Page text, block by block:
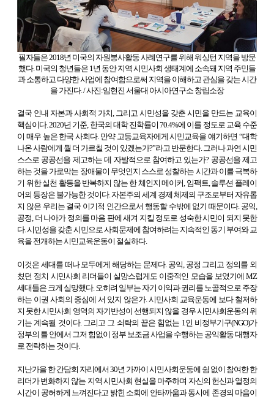
필자들은 2018년 미국의 자원봉사활동 사례연구를 위해 워싱턴 지역을 방문
했다. 미국의 청년들은 1년 동안 지역 시민사회 생태계에 소속돼 지역 주민들
과 소통하고 다양한 사업에 참여함으로써 지역을 이해하고 관심을 갖는 시간
을 가진다. / 사진:임현진 서울대 아시아연구소 창립소장
결국 인내 자본과 사회적 가치, 그리고 시민성을 갖춘 시민을 만드는 교육이
핵심이다. 2020년 기준, 한국의 대학 진학률이 70.4%에 이를 정도로 교육 수준
이 매우 높은 한국 사회다. 만약 고등교육자에게 시민교육을 얘기하면 “대학
나온 사람에게 뭘 더 가르칠 것이 있겠는가?”라고 반문한다. 그러나 과연 시민
스스로 공공선을 제고하는 데 자발적으로 참여하고 있는가? 공공선을 제고
하는 것을 가로막는 장애물이 무엇인지 스스로 성찰하는 시간과 이를 극복하
기 위한 실천 활동을 반복하지 않는 한 체인지 메이커, 임팩트, 솔루션 플레이
어의 등장은 불가능한 것이다. 자본주의 세계 경제 체제의 구조로부터 자유롭
지 않은 우리는 결국 이기적 인간으로서 행동할 수밖에 없기 때문이다. 공익,
공정, 더 나아가 정의를 마음 판에 새겨 지킬 정도로 성숙한 시민이 되지 못한
다. 시민성을 갖춘 시민으로 사회문제에 참여하려는 지속적인 동기 부여와 교
육을 전개하는 시민교육운동이 절실하다.
이것은 세대를 떠나 모두에게 해당하는 문제다. 공익, 공정 그리고 정의를 외
쳤던 정치 시민사회 리더들이 실망스럽게도 이중적인 모습을 보였기에 MZ
세대들은 크게 실망했다. 오히려 일부는 자기 이익과 권리를 노골적으로 주장
하는 이권 사회의 중심에 서 있지 않은가. 시민사회 교육운동에 보다 철저하
지 못한 시민사회 영역의 자기반성이 선행되지 않을 경우 시민사회운동의 위
기는 계속될 것이다. 그리고 그 쇠락의 끝은 힘없는 1인 비정부기구(NGO)가
정부의 틀 안에서 그저 힘없이 정부 보조금 사업을 수행하는 공익활동 대행자
로 전락하는 것이다.
지난가을 한 간담회 자리에서 30년 가까이 시민사회운동에 쉼 없이 참여한 한
리더가 변화하지 않는 지역 시민사회 현실을 마주하며 자신의 헌신과 열정의
시간이 공허하게 느껴진다고 밝힌 소회에 안타까움과 동시에 존경의 마음이